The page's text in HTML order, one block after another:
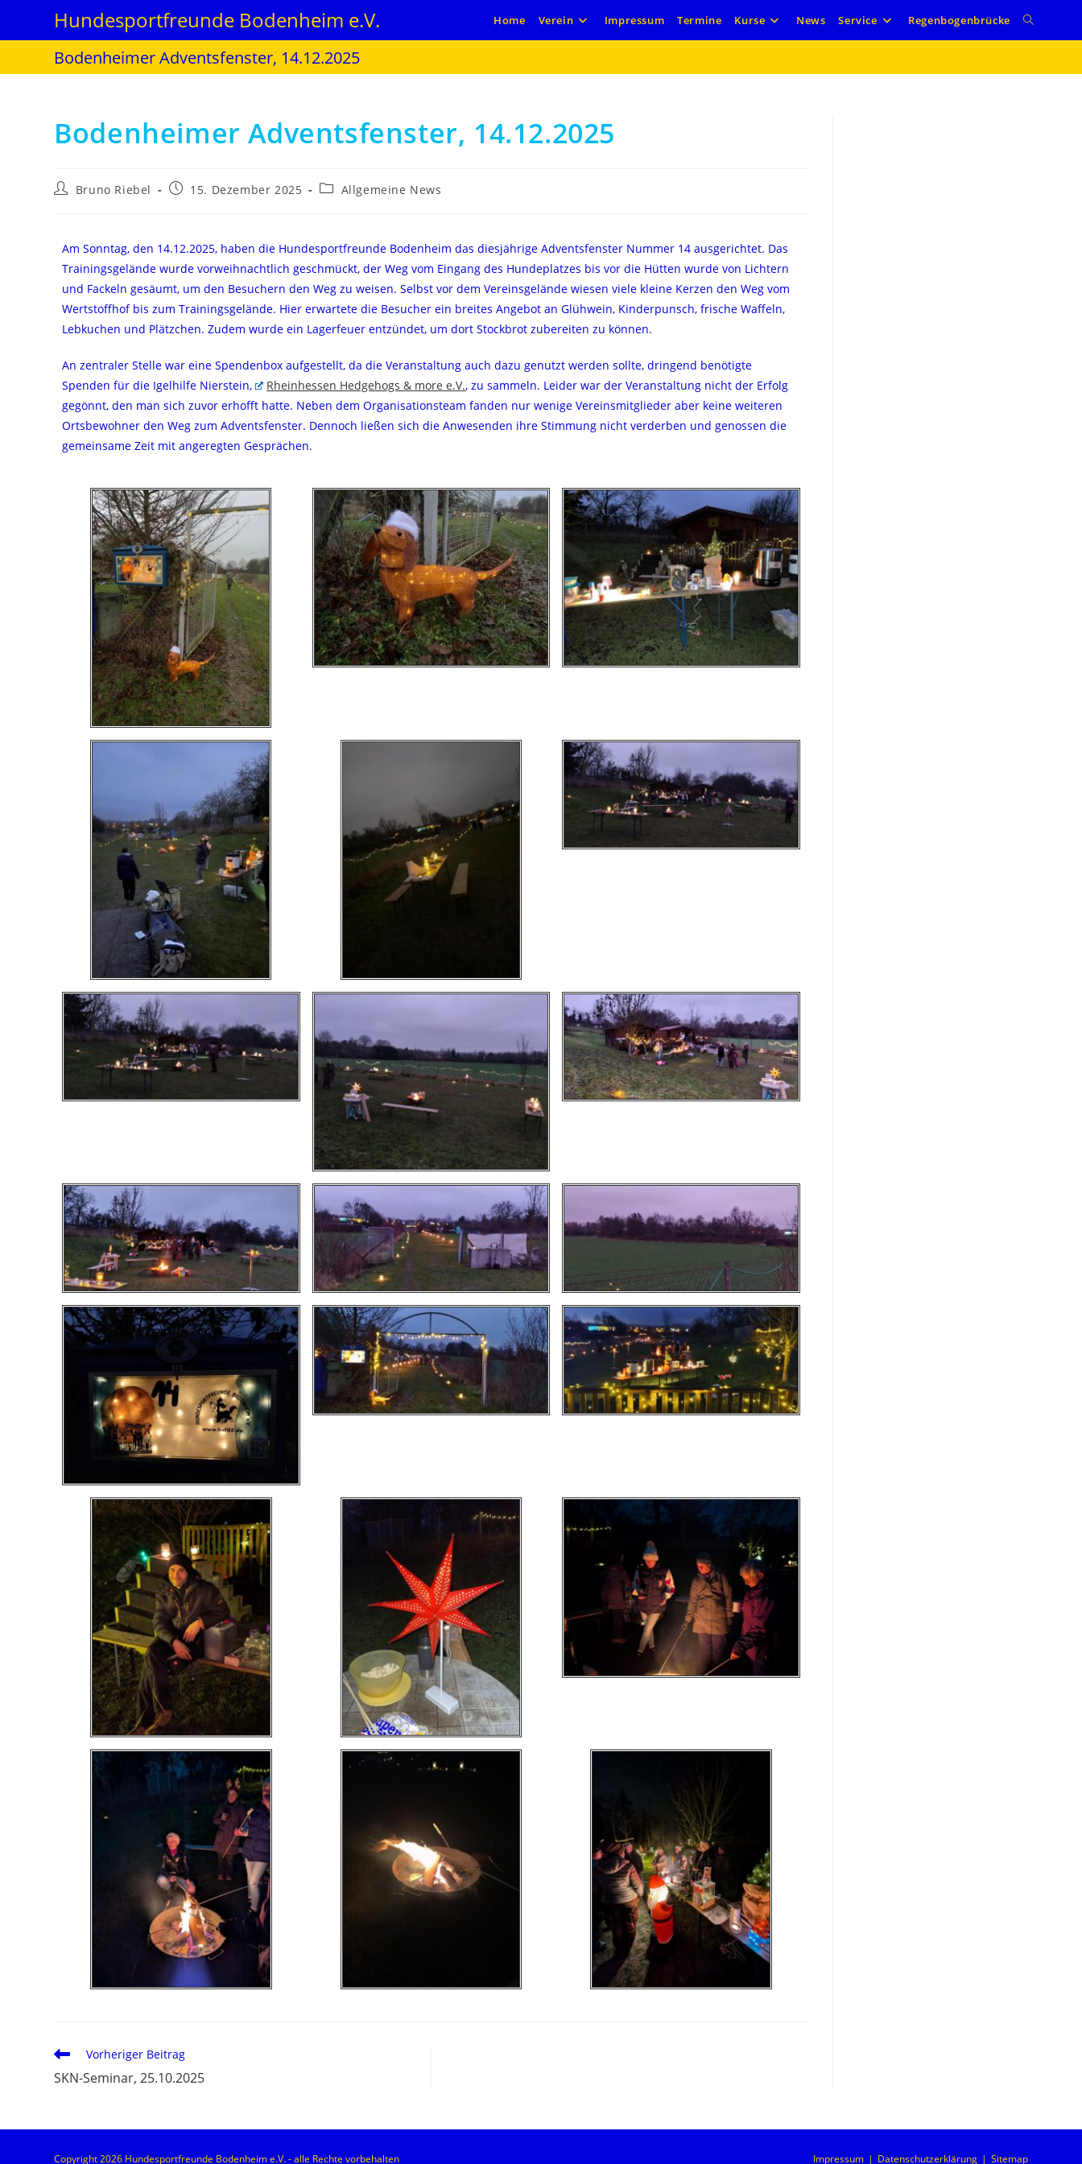
Hundesportfreunde Bodenheim e.V. Home Verein Impressum Termine Kurse News Service Regenbogenbrücke
Bodenheimer Adventsfenster, 14.12.2025
Bodenheimer Adventsfenster, 14.12.2025
Bruno Riebel 15. Dezember 2025 Allgemeine News
Am Sonntag, den 14.12.2025, haben die Hundesportfreunde Bodenheim das diesjährige Adventsfenster Nummer 14 ausgerichtet. Das
Trainingsgelände wurde vorweihnachtlich geschmückt, der Weg vom Eingang des Hundeplatzes bis vor die Hütten wurde von Lichtern
und Fackeln gesäumt, um den Besuchern den Weg zu weisen. Selbst vor dem Vereinsgelände wiesen viele kleine Kerzen den Weg vom
Wertstoffhof bis zum Trainingsgelände. Hier erwartete die Besucher ein breites Angebot an Glühwein, Kinderpunsch, frische Waffeln,
Lebkuchen und Plätzchen. Zudem wurde ein Lagerfeuer entzündet, um dort Stockbrot zubereiten zu können.
An zentraler Stelle war eine Spendenbox aufgestellt, da die Veranstaltung auch dazu genutzt werden sollte, dringend benötigte
Spenden für die Igelhilfe Nierstein,
Rheinhessen Hedgehogs & more e.V., zu sammeln. Leider war der Veranstaltung nicht der Erfolg
gegönnt, den man sich zuvor erhofft hatte. Neben dem Organisationsteam fanden nur wenige Vereinsmitglieder aber keine weiteren
Ortsbewohner den Weg zum Adventsfenster. Dennoch ließen sich die Anwesenden ihre Stimmung nicht verderben und genossen die
gemeinsame Zeit mit angeregten Gesprächen.
Vorheriger Beitrag
SKN-Seminar, 25.10.2025
Impressum Datenschutzerklärung Sitemap
Copyright 2026 Hundesportfreunde Bodenheim e.V. - alle Rechte vorbehalten